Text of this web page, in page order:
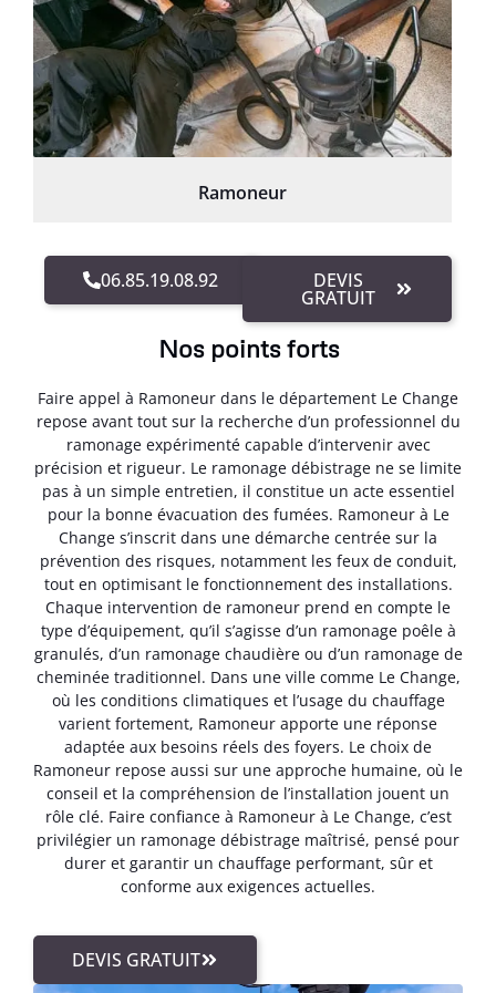
Ramoneur
06.85.19.08.92 DEVIS
GRATUIT
Nos points forts
Faire appel à Ramoneur dans le département Le Change
repose avant tout sur la recherche d’un professionnel du
ramonage expérimenté capable d’intervenir avec
précision et rigueur. Le ramonage débistrage ne se limite
pas à un simple entretien, il constitue un acte essentiel
pour la bonne évacuation des fumées. Ramoneur à Le
Change s’inscrit dans une démarche centrée sur la
prévention des risques, notamment les feux de conduit,
tout en optimisant le fonctionnement des installations.
Chaque intervention de ramoneur prend en compte le
type d’équipement, qu’il s’agisse d’un ramonage poêle à
granulés, d’un ramonage chaudière ou d’un ramonage de
cheminée traditionnel. Dans une ville comme Le Change,
où les conditions climatiques et l’usage du chauffage
varient fortement, Ramoneur apporte une réponse
adaptée aux besoins réels des foyers. Le choix de
Ramoneur repose aussi sur une approche humaine, où le
conseil et la compréhension de l’installation jouent un
rôle clé. Faire confiance à Ramoneur à Le Change, c’est
privilégier un ramonage débistrage maîtrisé, pensé pour
durer et garantir un chauffage performant, sûr et
conforme aux exigences actuelles.
DEVIS GRATUIT